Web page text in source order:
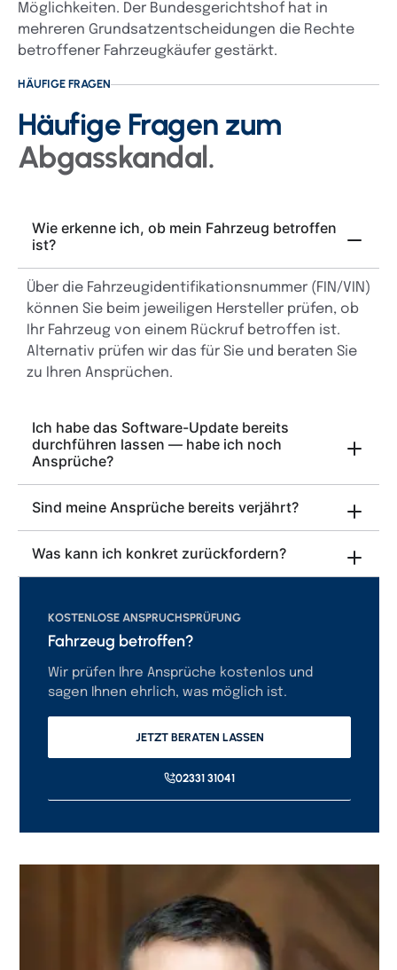
Möglichkeiten. Der Bundesgerichtshof hat in
mehreren Grundsatzentscheidungen die Rechte
betroffener Fahrzeugkäufer gestärkt.
HÄUFIGE FRAGEN
Häufige Fragen zum
Abgasskandal.
Wie erkenne ich, ob mein Fahrzeug betroffen
ist?
Über die Fahrzeugidentifikationsnummer (FIN/VIN)
können Sie beim jeweiligen Hersteller prüfen, ob
Ihr Fahrzeug von einem Rückruf betroffen ist.
Alternativ prüfen wir das für Sie und beraten Sie
zu Ihren Ansprüchen.
Ich habe das Software-Update bereits
durchführen lassen — habe ich noch
Ansprüche?
Sind meine Ansprüche bereits verjährt?
Was kann ich konkret zurückfordern?
KOSTENLOSE ANSPRUCHSPRÜFUNG
Fahrzeug betroffen?
Wir prüfen Ihre Ansprüche kostenlos und
sagen Ihnen ehrlich, was möglich ist.
JETZT BERATEN LASSEN
02331 31041